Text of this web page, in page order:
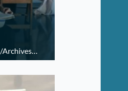
Archives